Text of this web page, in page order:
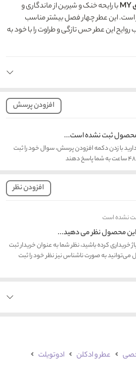
با رایحه خنک و شیرین از ماندگاری و
این عطر چهار فصل بیشتر مناسب
روایح این عطر حس تازگی و طراوت را با خود به
افزودن پرسش
محصول ثبت نشده است...
با زدن دکمه افزودن پرسش، سوال خود را ثبت
افزودن نظر
نشده است
این محصول نظر می دهید...
خریداری کرده باشید، نظر شما به عنوان خریدار ثبت
به صورت ناشناس نیز نظر خود را ثبت
عطر و ادکلن
ادوتویلت